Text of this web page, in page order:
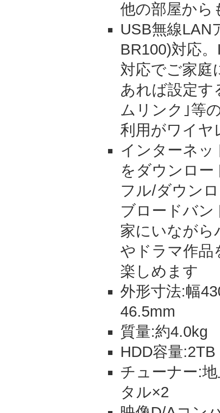
他の部屋から
USB無線LAN
BR100)対応
対応でご家庭
あれば設定す
ムリンク｣等
利用がワイヤ
インターネ
をダウンロ
フル/ダウン
ブロードバン
家にいながら
やドラマ作品
楽しめます
外形寸法:幅
46.5mm
質量:約4.0kg
HDD容量:2TB
チューナー:
タル×2